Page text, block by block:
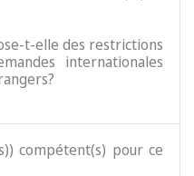
t-elle des restrictions
internationales
compétent(s) pour ce